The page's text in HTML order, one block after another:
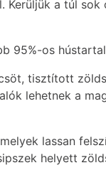
a túl
95%-os
tisztított
lehetnek a
lassan
helyett